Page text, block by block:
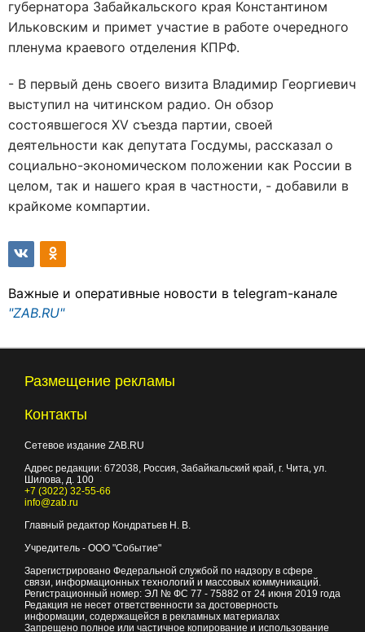
губернатора Забайкальского края Константином
Ильковским и примет участие в работе очередного
пленума краевого отделения КПРФ.
- В первый день своего визита Владимир Георгиевич
выступил на читинском радио. Он обзор
состоявшегося XV съезда партии, своей
деятельности как депутата Госдумы, рассказал о
социально-экономическом положении как России в
целом, так и нашего края в частности, - добавили в
крайкоме компартии.
Важные и оперативные новости в telegram-канале
"ZAB.RU"
Размещение рекламы
Контакты
Сетевое издание ZAB.RU
Адрес редакции: 672038, Россия, Забайкальский край, г. Чита, ул.
Шилова, д. 100
+7 (3022) 32-55-66
info@zab.ru
Главный редактор Кондратьев Н. В.
Учредитель - ООО "Событие"
Зарегистрировано Федеральной службой по надзору в сфере
связи, информационных технологий и массовых коммуникаций.
Регистрационный номер: ЭЛ № ФС 77 - 75882 от 24 июня 2019 года
Редакция не несет ответственности за достоверность
информации, содержащейся в рекламных материалах
Запрещено полное или частичное копирование и использование